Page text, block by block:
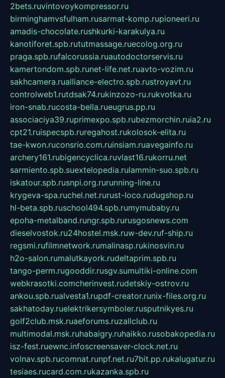
2bets.ruvintovoykompressor.ru
birminghamvsfulham.rusarmat-komp.rupioneeri.ru
amadis-chocolate.rushkurki-karakulya.ru
kanotiforet.spb.rututmassage.ruecolog.org.ru
praga.spb.rufalcorussia.ruautodoctorservis.ru
kamertondom.spb.runet-life.net.ruavto-vozim.ru
sakhcamera.rualliance-electro.spb.rustroyavt.ru
controlweb1.rutdsak74.rukinzozo-ru.rukvotka.ru
iron-snab.rucosta-bella.rueugrus.pp.ru
associaciya39.ruprimexpo.spb.rubezmorchin.ruia2.ru
cpt21.ruispecspb.ruregahost.rukolosok-elita.ru
tae-kwon.ruconsrio.com.ruinsiam.ruavegainfo.ru
archery161.rubigencyclica.ruvlast16.rukorru.net
sarmiento.spb.suextelopedia.rulammin-suo.spb.ru
iskatour.spb.rusnpi.org.rurunning-line.ru
krygeva-spa.ruchel.net.rurust-loco.rudugshop.ru
hl-beta.spb.ruschool494.spb.rumymubaby.ru
epoha-metalband.rungr.spb.rurusgosnews.com
dieselvostok.ru24hostel.msk.ruw-dev.ruf-ship.ru
regsmi.rufilmnetwork.rumalinasp.rukinosvin.ru
h2o-salon.rumalutkayork.rudeltaprim.spb.ru
tango-perm.rugooddir.rusgv.sumultiki-online.com
webkrasotki.comcherinvest.rudetskiy-ostrov.ru
ankou.spb.rualvesta1.rupdf-creator.runix-files.org.ru
sakhatoday.ruelektrikersymboler.rusputnikyes.ru
golf2club.msk.ruaeforums.ruzallclub.ru
multimodal.msk.ruhabaigry.ruhaikko.rusobakopedia.ru
isz-fest.ruewnc.infoscreensaver-clock.net.ru
volnav.spb.rucomnat.runpf.net.ru7bit.pp.rukalugatur.ru
tesiaes.rucard.com.rukazanka.spb.ru